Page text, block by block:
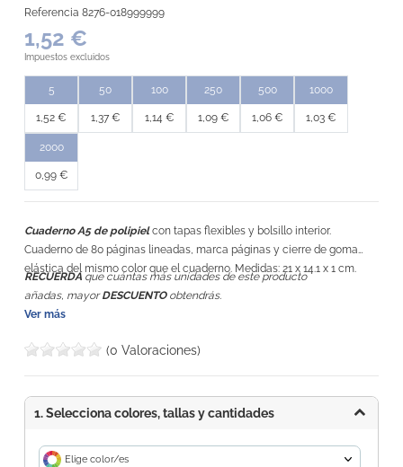
Referencia 8276-018999999
1,52 €
Impuestos excluidos
5
1,52 €
50
1,37 €
100
1,14 €
250
1,09 €
500
1,06 €
1000
1,03 €
2000
0,99 €
Cuaderno A5 de polipielcon tapas flexibles y bolsillo interior.
Cuaderno de 80 páginas lineadas, marca páginas y cierre de goma
elástica del mismo color que el cuaderno. Medidas: 21 x 14.1 x 1 cm.
RECUERDA que cuántas más unidades de este producto
añadas, mayorDESCUENTOobtendrás.
Ver más
(0 Valoraciones)
1. Selecciona colores, tallas y cantidades
Elige color/es